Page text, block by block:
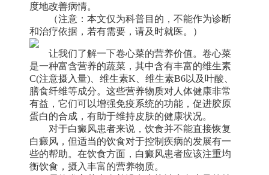
度地改善病情。
（注意：本文仅为科普目的，不能作为诊断
和治疗依据，若有需要，请及时就医。）
让我们了解一下卷心菜的营养价值。卷心菜
是一种富含营养的蔬菜，其中含有丰富的维生素
C(注意摄入量)、维生素K、维生素B6以及叶酸、
膳食纤维等成分。这些营养物质对人体健康非常
有益，它们可以增强免疫系统的功能，促进胶原
蛋白的合成，有助于维持皮肤的健康状况。
对于白癜风患者来说，饮食并不能直接恢复
白癜风，但适当的饮食对于控制疾病的发展有一
些的帮助。在饮食方面，白癜风患者应该注重均
衡饮食，摄入丰富的营养物质。